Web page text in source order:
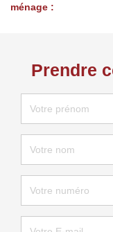
ménage :
Prendre